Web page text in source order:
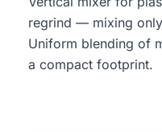
regrind — mixing
Uniform blending of
a compact footprint.